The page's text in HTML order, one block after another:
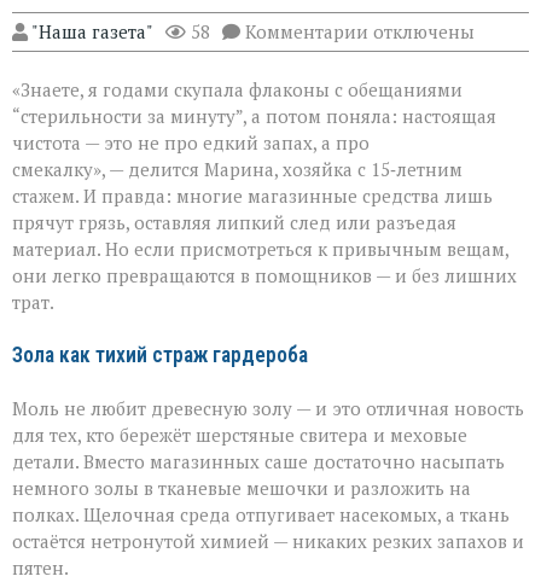
"Наша газета" 58 Комментарии к
записи
бытовая
химия
хитрости
для
идеальной
чистоты
отключены
«Знаете, я годами скупала флаконы с обещаниями
“стерильности за минуту”, а потом поняла: настоящая
чистота — это не про едкий запах, а про
смекалку», — делится Марина, хозяйка с 15‑летним
стажем. И правда: многие магазинные средства лишь
прячут грязь, оставляя липкий след или разъедая
материал. Но если присмотреться к привычным вещам,
они легко превращаются в помощников — и без лишних
трат.
Зола как тихий страж гардероба
Моль не любит древесную золу — и это отличная новость
для тех, кто бережёт шерстяные свитера и меховые
детали. Вместо магазинных саше достаточно насыпать
немного золы в тканевые мешочки и разложить на
полках. Щелочная среда отпугивает насекомых, а ткань
остаётся нетронутой химией — никаких резких запахов и
пятен.